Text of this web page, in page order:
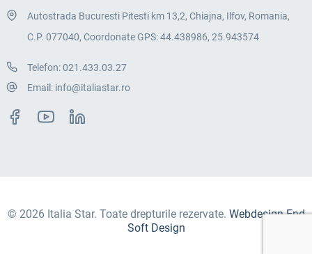
Autostrada Bucuresti Pitesti km 13,2, Chiajna, Ilfov, Romania,
C.P. 077040, Coordonate GPS: 44.438986, 25.943574
Telefon:021.433.03.27
Email: info@italiastar.ro
© 2026 Italia Star. Toate drepturile rezervate. Webdesign End
Soft Design